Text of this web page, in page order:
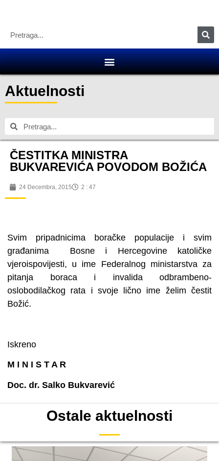
Aktuelnosti
ČESTITKA MINISTRA
BUKVAREVIĆA POVODOM BOŽIĆA
24 Decembra, 2015 2 : 47
Svim pripadnicima boračke populacije i svim
građanima Bosne i Hercegovine katoličke
vjeroispovijesti, u ime Federalnog ministarstva za
pitanja boraca i invalida odbrambeno-
oslobodilačkog rata i svoje lično ime želim čestit
Božić.
Iskreno
M I N I S T A R
Doc. dr. Salko Bukvarević
Ostale aktuelnosti